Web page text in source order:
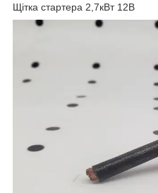
Щітка стартера 2,7кВт 12В